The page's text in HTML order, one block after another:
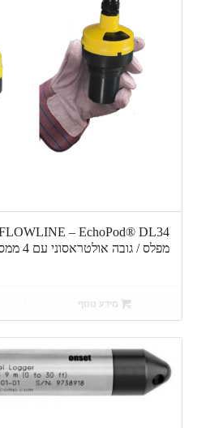
מפלס / גובה אולטראסוני עם 4 ממסרים
מידע נוסף